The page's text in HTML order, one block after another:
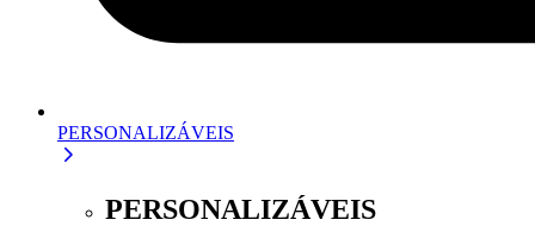
PERSONALIZÁVEIS
PERSONALIZÁVEIS